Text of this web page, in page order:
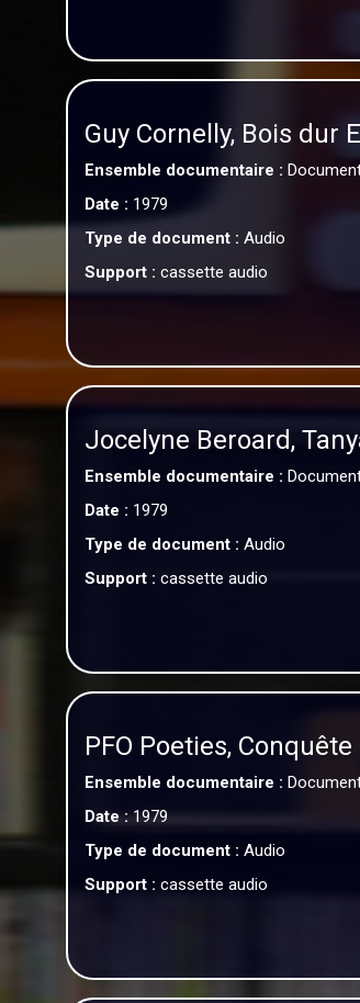
Guy Cornelly, Bois dur
Ensemble documentaire :
Date : 1979
Type de document : Audio
Support : cassette audio
Jocelyne Beroard,
Ensemble documentaire :
Date : 1979
Type de document : Audio
Support : cassette audio
PFO Poeties,
Ensemble documentaire :
Date :1979
Type de document : Audio
Support : cassette audio